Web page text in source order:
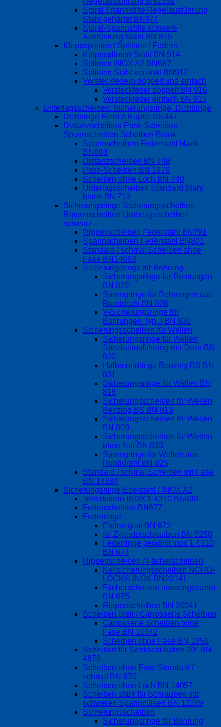
Spiral Spannstifte Regelausführung
Stahl gehärtet BN874
Spiral-Spannstifte schwere
Ausführung Stahl BN 875
Klappsplinten / Splinten / Federn
Klappsplinten Stahl BN 914
Splinten INOX A2 BN687
Splinten Stahl verzinkt BN912
Vorsteckfedern doppelt und einfach
Vorsteckfeder doppelt BN 916
Vorsteckfeder einfach BN 915
Unterlagsscheiben, Sicherungsringe, Dichtringe
Dichtringe Form A Kupfer BN447
Distanzscheiben Pass-Scheiben
Spannscheiben Scheiben Blank
Spannscheiben Federstahl blank
BN803
Distanzscheiben BN 748
Pass-Scheiben BN 1976
Scheiben ohne Loch BN 740
Unterlagsscheiben Standard Stahl
blank BN 713
Sicherungsringe Sicherungsscheiben
Rippenscheiben Unterlagsscheiben
schwarz
Rippenscheiben Federstahl BN791
Spannscheiben Federstahl BN801
Standard / schmal Scheiben ohne
Fase BN14683
Sicherungsringe für Bohrung
Sicherungsringe für Bohrungen
BN 822
Sprengringe für Bohrungen aus
Runddraht BN 826
V-Sicherungsringe für
Bohrungen Typ J BN 830
Sicherungsscheiben für Wellen
Sicherungsringe für Wellen
Spezialausführung mit Ösen BN
820
Halbmondringe Benzing BS BN
831
Sicherungsringe für Wellen BN
818
Sicherungsscheiben für Wellen
Benzing BS BN 813
Sicherungsscheiben für Wellen
BN 809
Sicherungsscheiben für Wellen
ohne Nut BN 833
Sprengringe für Wellen aus
Runddraht BN 825
Standard / schmal Scheiben mit Fase
BN 14684
Sicherungsringe Edelstahl / INOX A2
Tellerfedern INOX 1.4310 BN838
Federscheiben BN677
Federringe
Enden glatt BN 672
für Zylinderschrauben BN 5258
Federringe gewölbt Inox 1.4310
BN 674
Rippenscheiben / Fächerscheiben
Keilsicherungsscheiben NORD-
LOCK® INOX BN20141
Fächerscheiben aussengezahnt
BN 675
Rippenscheiben BN 20041
Scheiben breit / Carrosserie Scheiben
Carrosserie Scheiben ohne
Fase BN 10342
Scheiben ohne Fase BN 1356
Scheiben für Senkschrauben 90° BN
4879
Scheiben ohne Fase Standard /
schmal BN 670
Scheiben ohne Loch BN 14057
Scheiben stark für Schrauben mit
schweren Spannhülsen BN 13289
Sicherungsscheiben
Sicherungsringe für Bohrung